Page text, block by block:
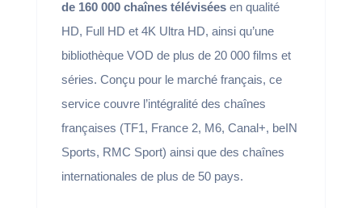
de 160 000 chaînes téléviséesen qualité
HD, Full HD et 4K Ultra HD, ainsi qu’une
bibliothèque VOD de plus de 20 000 films et
séries. Conçu pour le marché français, ce
service couvre l’intégralité des chaînes
françaises (TF1, France 2, M6, Canal+, beIN
Sports, RMC Sport) ainsi que des chaînes
internationales de plus de 50 pays.